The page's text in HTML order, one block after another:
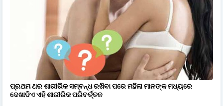
ପ୍ରଥମ ଥର ଶାରୀରିକ ସମ୍ବନ୍ଧ ରଖିବା ପରେ ମହିଳା ମାନଙ୍କ ମଧ୍ୟରେ
ଦେଖାଦିଏ ଏହି ଶାରୀରିକ ପରିବର୍ତ୍ତନ